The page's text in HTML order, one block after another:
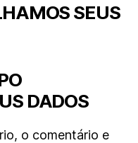
SEUS
DADOS
o comentário e